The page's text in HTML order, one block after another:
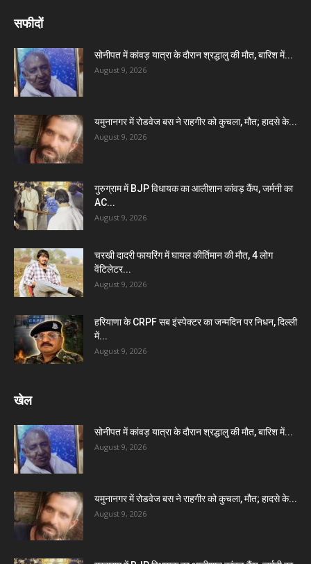
सफीदों
सोनीपत में कांवड़ यात्रा के दौरान श्रद्धालु की मौत, बारिश में...
August 9, 2026
यमुनानगर में रोडवेज बस ने राहगीर को कुचला, मौत; हादसे के...
August 9, 2026
गुरुग्राम में BJP विधायक का आलीशान कांवड़ कैंप, जर्मनी का
AC...
August 9, 2026
चरखी दादरी फायरिंग में घायल कीर्तिमान की मौत, 4 लोग
वेंटिलेटर...
August 9, 2026
हरियाणा के CRPF सब इंस्पेक्टर का जन्मदिन पर निधन, दिल्ली
में...
August 9, 2026
खेल
सोनीपत में कांवड़ यात्रा के दौरान श्रद्धालु की मौत, बारिश में...
August 9, 2026
यमुनानगर में रोडवेज बस ने राहगीर को कुचला, मौत; हादसे के...
August 9, 2026